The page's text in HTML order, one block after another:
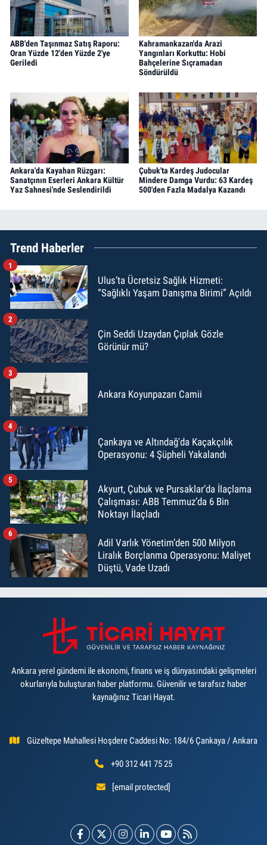
ABB'den Taşınmaz Satış Raporu:
Oran Yüzde 12'den Yüzde 2'ye
Geriledi
Kahramankazan'da Arazi
Yangınları Korkuttu: Hobi
Bahçelerine Sıçramadan
Söndürüldü
Ankara'da Kayahan Rüzgarı:
Sanatçının Eserleri Ankara Kültür
Yaz Sahnesi'nde Seslendirildi
Çubuk'ta Kardeş Judocular
Mindere Damga Vurdu: 63 Kardeş
500'den Fazla Madalya Kazandı
Trend Haberler
Ulus’ta Ücretsiz Sağlık Hizmeti:
“Sağlıklı Yaşam Danışma Birimi” Açıldı
1
Çin Seddi Uzaydan Çıplak Gözle
Görünür mü?
2
Ankara Koyunpazarı Camii
3
Çankaya ve Altındağ'da Kaçakçılık
Operasyonu: 4 Şüpheli Yakalandı
4
Akyurt, Çubuk ve Pursaklar’da İlaçlama
Çalışması: ABB Temmuz’da 6 Bin
Noktayı İlaçladı
5
Adil Varlık Yönetim’den 500 Milyon
Liralık Borçlanma Operasyonu: Maliyet
Düştü, Vade Uzadı
6
Ankara yerel gündemi ile ekonomi, finans ve iş dünyasındaki gelişmeleri
okurlarıyla buluşturan haber platformu. Güvenilir ve tarafsız haber
kaynağınız Ticari Hayat.
Güzeltepe Mahallesi Hoşdere Caddesi No: 184/6 Çankaya / Ankara
+90 312 441 75 25
[email protected]